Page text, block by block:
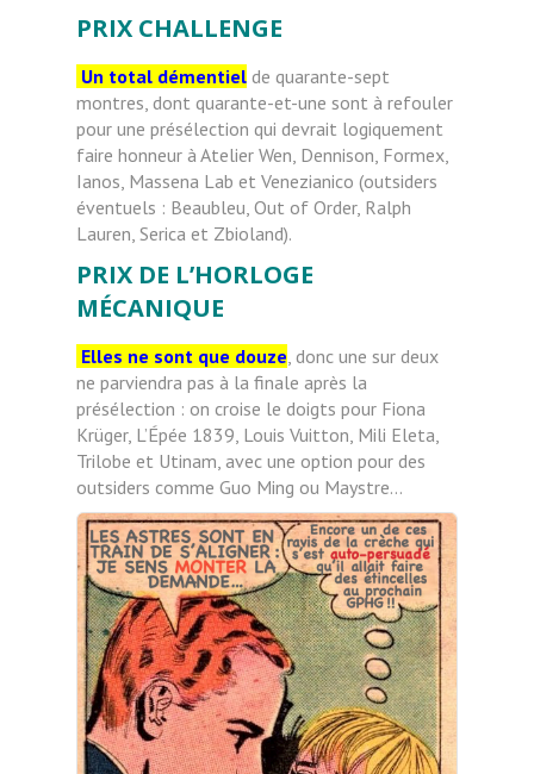
PRIX CHALLENGE
Un total démentiel de quarante-sept
montres, dont quarante-et-une sont à refouler
pour une présélection qui devrait logiquement
faire honneur à Atelier Wen, Dennison, Formex,
Ianos, Massena Lab et Venezianico (outsiders
éventuels : Beaubleu, Out of Order, Ralph
Lauren, Serica et Zbioland).
PRIX DE L’HORLOGE
MÉCANIQUE
Elles ne sont que douze , donc une sur deux
ne parviendra pas à la finale après la
présélection : on croise le doigts pour Fiona
Krüger, L’Épée 1839, Louis Vuitton, Mili Eleta,
Trilobe et Utinam, avec une option pour des
outsiders comme Guo Ming ou Maystre…